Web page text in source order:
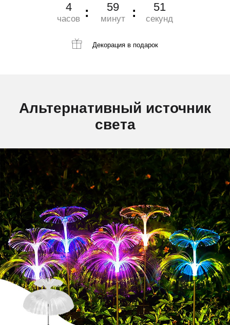
4
часов
59
минут
49
секунд
Декорация в подарок
Альтернативный источник
света